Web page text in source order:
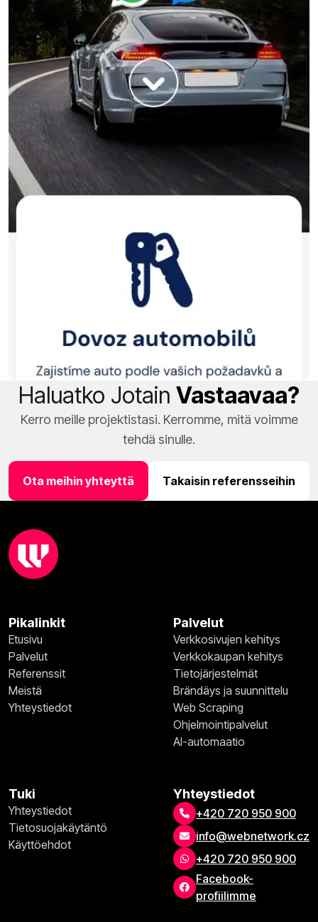
Haluatko Jotain Vastaavaa?
Kerro meille projektistasi. Kerromme, mitä voimme
tehdä sinulle.
Ota meihin yhteyttä Takaisin referensseihin
Pikalinkit
Etusivu
Palvelut
Referenssit
Meistä
Yhteystiedot
Palvelut
Verkkosivujen kehitys
Verkkokaupan kehitys
Tietojärjestelmät
Brändäys ja suunnittelu
Web Scraping
Ohjelmointipalvelut
AI-automaatio
Tuki
Yhteystiedot
Tietosuojakäytäntö
Käyttöehdot
Yhteystiedot
+420 720 950 900
info@webnetwork.cz
+420 720 950 900
Facebook-
profiilimme